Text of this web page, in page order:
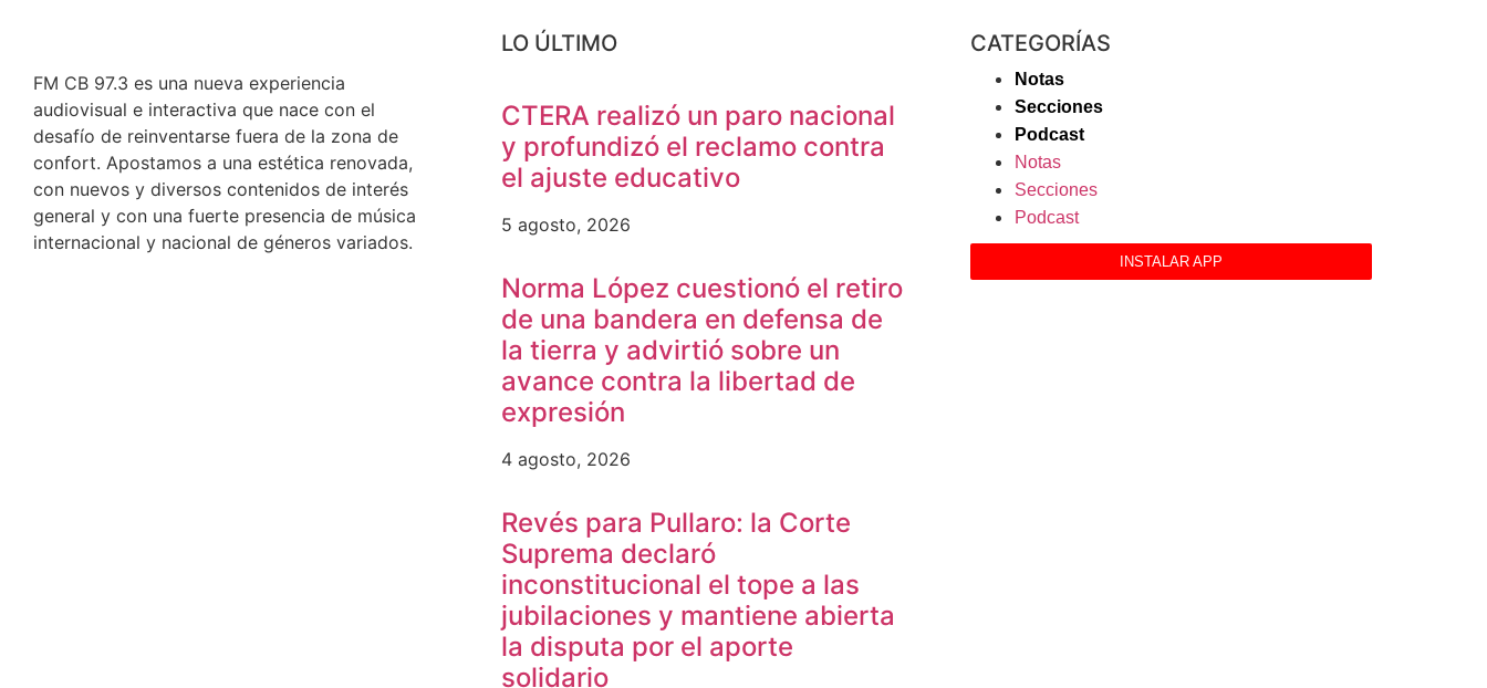
FM CB 97.3 es una nueva experiencia
audiovisual e interactiva que nace con el
desafío de reinventarse fuera de la zona de
confort. Apostamos a una estética renovada,
con nuevos y diversos contenidos de interés
general y con una fuerte presencia de música
internacional y nacional de géneros variados.
LO ÚLTIMO
CTERA realizó un paro nacional
y profundizó el reclamo contra
el ajuste educativo
5 agosto, 2026
Norma López cuestionó el retiro
de una bandera en defensa de
la tierra y advirtió sobre un
avance contra la libertad de
expresión
4 agosto, 2026
Revés para Pullaro: la Corte
Suprema declaró
inconstitucional el tope a las
jubilaciones y mantiene abierta
la disputa por el aporte
solidario
CATEGORÍAS
Notas
Secciones
Podcast
Notas
Secciones
Podcast
INSTALAR APP